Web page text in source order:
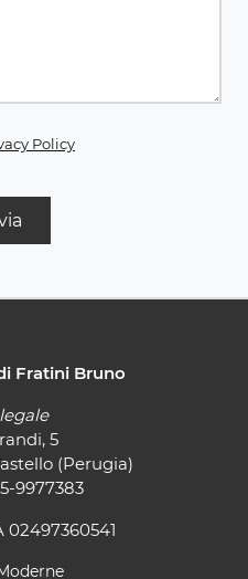
Policy
Fratini Bruno
5
(Perugia)
9977383
02497360541